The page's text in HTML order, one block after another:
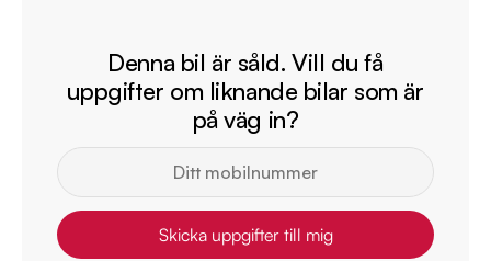
Denna bil är såld. Vill du få
uppgifter om liknande bilar som är
på väg in?
Skicka uppgifter till mig